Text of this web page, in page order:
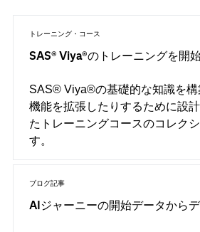
トレーニング・コース
SAS® Viya®のトレーニングを開
SAS® Viya®の基礎的な知識を構
機能を拡張したりするために設
たトレーニングコースのコレク
す。
ブログ記事
AIジャーニーの開始データから